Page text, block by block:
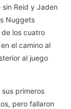
Reid y Jaden
Nuggets
los cuatro
el camino al
al juego
primeros
pero fallaron